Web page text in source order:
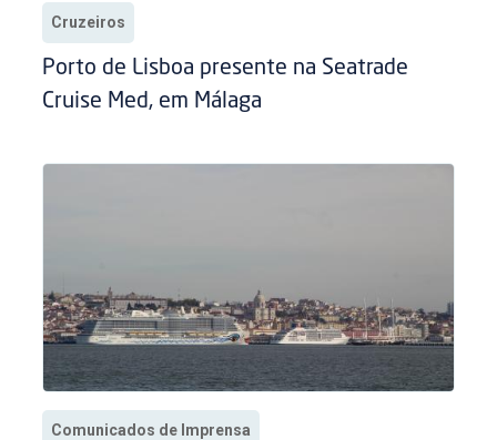
Cruzeiros
Porto de Lisboa presente na Seatrade
Cruise Med, em Málaga
Comunicados de Imprensa